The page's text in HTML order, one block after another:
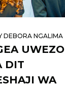
DEBORA NGALIMA
UWEZO
DIT
WA